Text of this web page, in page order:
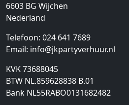
6603 BG Wijchen
Nederland
Telefoon: 024 641 7689
Email: info@jkpartyverhuur.nl
KVK 73688045
BTW NL.859628838 B.01
Bank NL55RABO0131682482